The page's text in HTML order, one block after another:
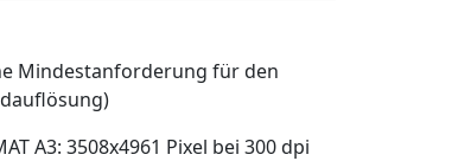
Mindestanforderung für den
A3: 3508x4961 Pixel bei 300 dpi